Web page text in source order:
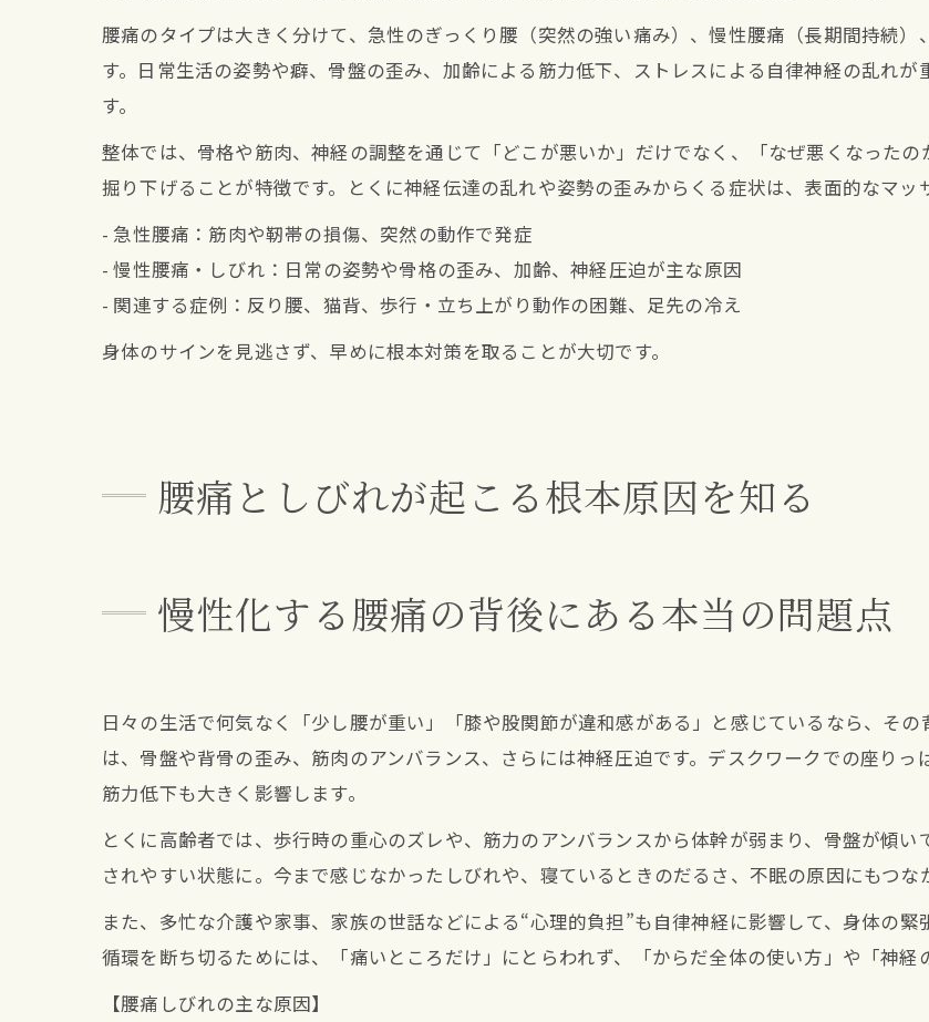
腰痛のタイプは大きく分けて、急性のぎっくり腰（突然の強い痛み）、慢性腰痛（長期間持続
す。日常生活の姿勢や癖、骨盤の歪み、加齢による筋力低下、ストレスによる自律神経の乱れ
す。
整体では、骨格や筋肉、神経の調整を通じて「どこが悪いか」だけでなく、「なぜ悪くなった
掘り下げることが特徴です。とくに神経伝達の乱れや姿勢の歪みからくる症状は、表面的なマッ
- 急性腰痛：筋肉や靭帯の損傷、突然の動作で発症
- 慢性腰痛・しびれ：日常の姿勢や骨格の歪み、加齢、神経圧迫が主な原因
- 関連する症例：反り腰、猫背、歩行・立ち上がり動作の困難、足先の冷え
身体のサインを見逃さず、早めに根本対策を取ることが大切です。
腰痛としびれが起こる根本原因を知る
慢性化する腰痛の背後にある本当の問題点
日々の生活で何気なく「少し腰が重い」「膝や股関節が違和感がある」と感じているなら、そ
は、骨盤や背骨の歪み、筋肉のアンバランス、さらには神経圧迫です。デスクワークでの座り
筋力低下も大きく影響します。
とくに高齢者では、歩行時の重心のズレや、筋力のアンバランスから体幹が弱まり、骨盤が傾
されやすい状態に。今まで感じなかったしびれや、寝ているときのだるさ、不眠の原因にもつな
また、多忙な介護や家事、家族の世話などによる“心理的負担”も自律神経に影響して、身体の
循環を断ち切るためには、「痛いところだけ」にとらわれず、「からだ全体の使い方」や「神経
【腰痛しびれの主な原因】